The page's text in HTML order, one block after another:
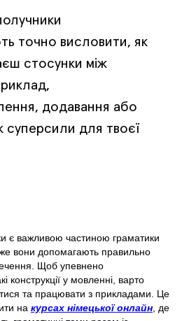
точно висловити, як
стосунки між
додавання або
суперсили для твоєї
є важливою частиною граматики
вони допомагають правильно
Щоб упевнено
конструкції у мовленні, варто
та працювати з прикладами. Це
на курсах німецької онлайн , де